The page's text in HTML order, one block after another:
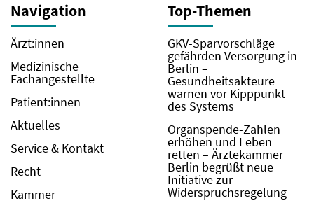
Navigation
Ärzt:innen
Medizinische
Fachangestellte
Patient:innen
Aktuelles
Service & Kontakt
Recht
Kammer
Top-Themen
GKV-Sparvorschläge
gefährden Versorgung in
Berlin –
Gesundheitsakteure
warnen vor Kipppunkt
des Systems
Organspende-Zahlen
erhöhen und Leben
retten – Ärztekammer
Berlin begrüßt neue
Initiative zur
Widerspruchsregelung